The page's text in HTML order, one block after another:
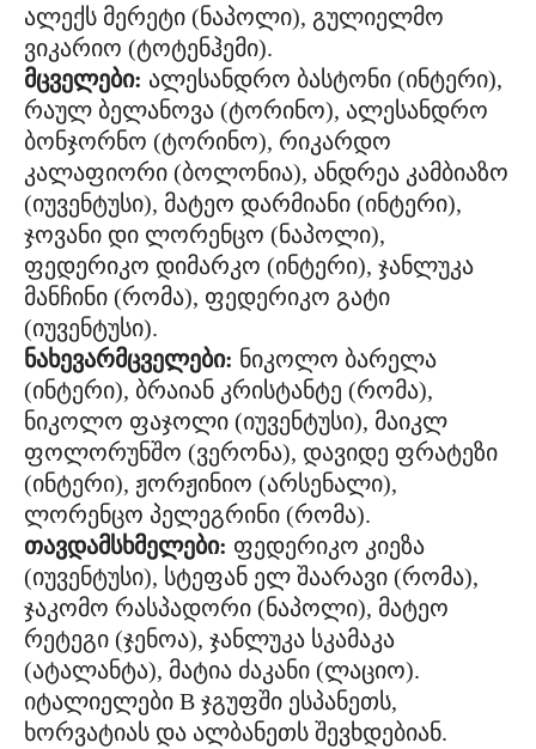
ალექს მერეტი (ნაპოლი), გულიელმო
ვიკარიო (ტოტენჰემი).
მცველები: ალესანდრო ბასტონი (ინტერი),
რაულ ბელანოვა (ტორინო), ალესანდრო
ბონჯორნო (ტორინო), რიკარდო
კალაფიორი (ბოლონია), ანდრეა კამბიაზო
(იუვენტუსი), მატეო დარმიანი (ინტერი),
ჯოვანი დი ლორენცო (ნაპოლი),
ფედერიკო დიმარკო (ინტერი), ჯანლუკა
მანჩინი (რომა), ფედერიკო გატი
(იუვენტუსი).
ნახევარმცველები: ნიკოლო ბარელა
(ინტერი), ბრაიან კრისტანტე (რომა),
ნიკოლო ფაჯოლი (იუვენტუსი), მაიკლ
ფოლორუნშო (ვერონა), დავიდე ფრატეზი
(ინტერი), ჟორჟინიო (არსენალი),
ლორენცო პელეგრინი (რომა).
თავდამსხმელები: ფედერიკო კიეზა
(იუვენტუსი), სტეფან ელ შაარავი (რომა),
ჯაკომო რასპადორი (ნაპოლი), მატეო
რეტეგი (ჯენოა), ჯანლუკა სკამაკა
(ატალანტა), მატია ძაკანი (ლაციო).
იტალიელები B ჯგუფში ესპანეთს,
ხორვატიას და ალბანეთს შევხდებიან.